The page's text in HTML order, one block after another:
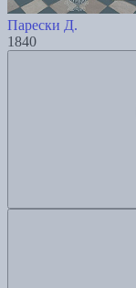
Парески Д.
1840